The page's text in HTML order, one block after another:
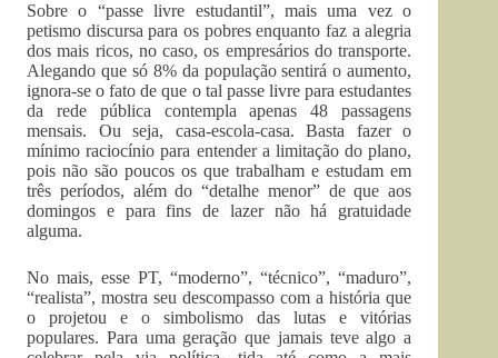
Sobre o “passe livre estudantil”, mais uma vez o
petismo discursa para os pobres enquanto faz a alegria
dos mais ricos, no caso, os empresários do transporte.
Alegando que só 8% da população sentirá o aumento,
ignora-se o fato de que o tal passe livre para estudantes
da rede pública contempla apenas 48 passagens
mensais. Ou seja, casa-escola-casa. Basta fazer o
mínimo raciocínio para entender a limitação do plano,
pois não são poucos os que trabalham e estudam em
três períodos, além do “detalhe menor” de que aos
domingos e para fins de lazer não há gratuidade
alguma.
No mais, esse PT, “moderno”, “técnico”, “maduro”,
“realista”, mostra seu descompasso com a história que
o projetou e o simbolismo das lutas e vitórias
populares. Para uma geração que jamais teve algo a